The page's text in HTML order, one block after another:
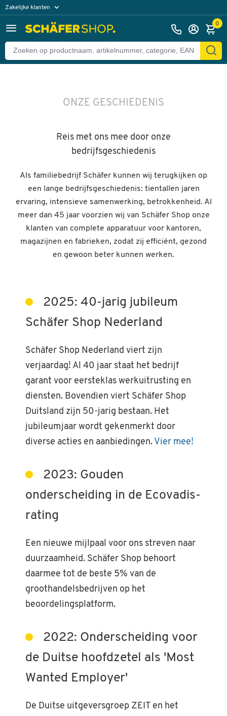
Zakelijke klanten
Particuliere klanten 0
ONZE GESCHIEDENIS
Reis met ons mee door onze
bedrijfsgeschiedenis
Als familiebedrijf Schäfer kunnen wij terugkijken op
een lange bedrijfsgeschiedenis: tientallen jaren
ervaring, intensieve samenwerking, betrokkenheid. Al
meer dan 45 jaar voorzien wij van Schäfer Shop onze
klanten van complete apparatuur voor kantoren,
magazijnen en fabrieken, zodat zij efficiënt, gezond
en gewoon beter kunnen werken.
2025: 40-jarig jubileum
Schäfer Shop Nederland
Schäfer Shop Nederland viert zijn
verjaardag! Al 40 jaar staat het bedrijf
garant voor eersteklas werkuitrusting en
diensten. Bovendien viert Schäfer Shop
Duitsland zijn 50-jarig bestaan. Het
jubileumjaar wordt gekenmerkt door
diverse acties en aanbiedingen. Vier mee!
2023: Gouden
onderscheiding in de Ecovadis-
rating
Een nieuwe mijlpaal voor ons streven naar
duurzaamheid. Schäfer Shop behoort
daarmee tot de beste 5% van de
groothandelsbedrijven op het
beoordelingsplatform.
2022: Onderscheiding voor
de Duitse hoofdzetel als 'Most
Wanted Employer'
De Duitse uitgeversgroep ZEIT en het